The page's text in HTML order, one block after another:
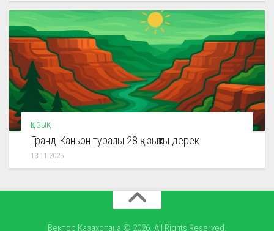
ҚЫЗЫҚ
Гранд-Каньон туралы 28 қызықты дерек
13.11.2025
Вектор Казахстана © 2026. All Rights Reserved.